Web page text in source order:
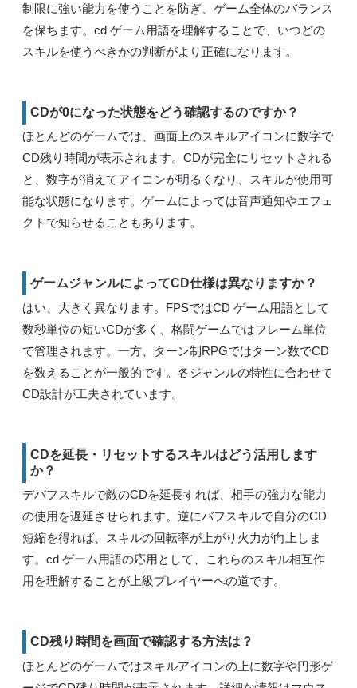
制限に強い能力を使うことを防ぎ、ゲーム全体のバランス
を保ちます。cd ゲーム用語を理解することで、いつどの
スキルを使うべきかの判断がより正確になります。
CDが0になった状態をどう確認するのですか？
ほとんどのゲームでは、画面上のスキルアイコンに数字で
CD残り時間が表示されます。CDが完全にリセットされる
と、数字が消えてアイコンが明るくなり、スキルが使用可
能な状態になります。ゲームによっては音声通知やエフェ
クトで知らせることもあります。
ゲームジャンルによってCD仕様は異なりますか？
はい、大きく異なります。FPSではCD ゲーム用語として
数秒単位の短いCDが多く、格闘ゲームではフレーム単位
で管理されます。一方、ターン制RPGではターン数でCD
を数えることが一般的です。各ジャンルの特性に合わせて
CD設計が工夫されています。
CDを延長・リセットするスキルはどう活用します
か？
デバフスキルで敵のCDを延長すれば、相手の強力な能力
の使用を遅延させられます。逆にバフスキルで自分のCD
短縮を得れば、スキルの回転率が上がり火力が向上しま
す。cd ゲーム用語の応用として、これらのスキル相互作
用を理解することが上級プレイヤーへの道です。
CD残り時間を画面で確認する方法は？
ほとんどのゲームではスキルアイコンの上に数字や円形ゲ